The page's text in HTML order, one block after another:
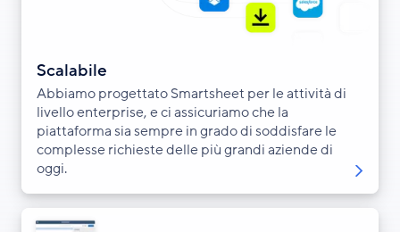
Scalabile
Abbiamo progettato Smartsheet per le attività di
livello enterprise, e ci assicuriamo che la
piattaforma sia sempre in grado di soddisfare le
complesse richieste delle più grandi aziende di
oggi.